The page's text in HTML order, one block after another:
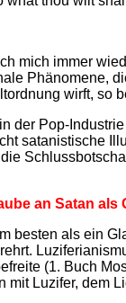
mich immer
Phänomene,
wirft, so
der Pop-
satanistische
an Satan als
besten als ein
(1. Buch
mit Luzifer, dem